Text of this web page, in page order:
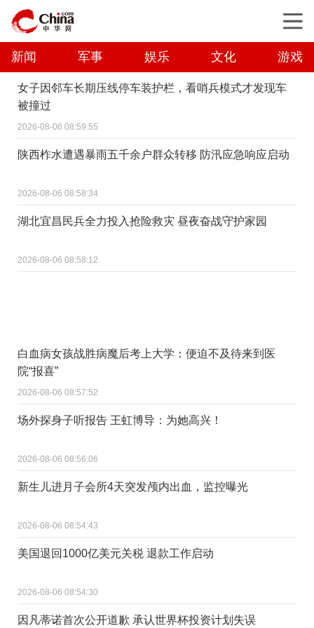
新闻 军事 娱乐 文化 游戏
女子因邻车长期压线停车装护栏，看哨兵模式才发现车
被撞过
2026-08-06 08:59:55
陕西柞水遭遇暴雨五千余户群众转移 防汛应急响应启动
2026-08-06 08:58:34
湖北宜昌民兵全力投入抢险救灾 昼夜奋战守护家园
2026-08-06 08:58:12
白血病女孩战胜病魔后考上大学：便迫不及待来到医
院“报喜”
2026-08-06 08:57:52
场外探身子听报告 王虹博导：为她高兴！
2026-08-06 08:56:06
新生儿进月子会所4天突发颅内出血，监控曝光
2026-08-06 08:54:43
美国退回1000亿美元关税 退款工作启动
2026-08-06 08:54:30
因凡蒂诺首次公开道歉 承认世界杯投资计划失误